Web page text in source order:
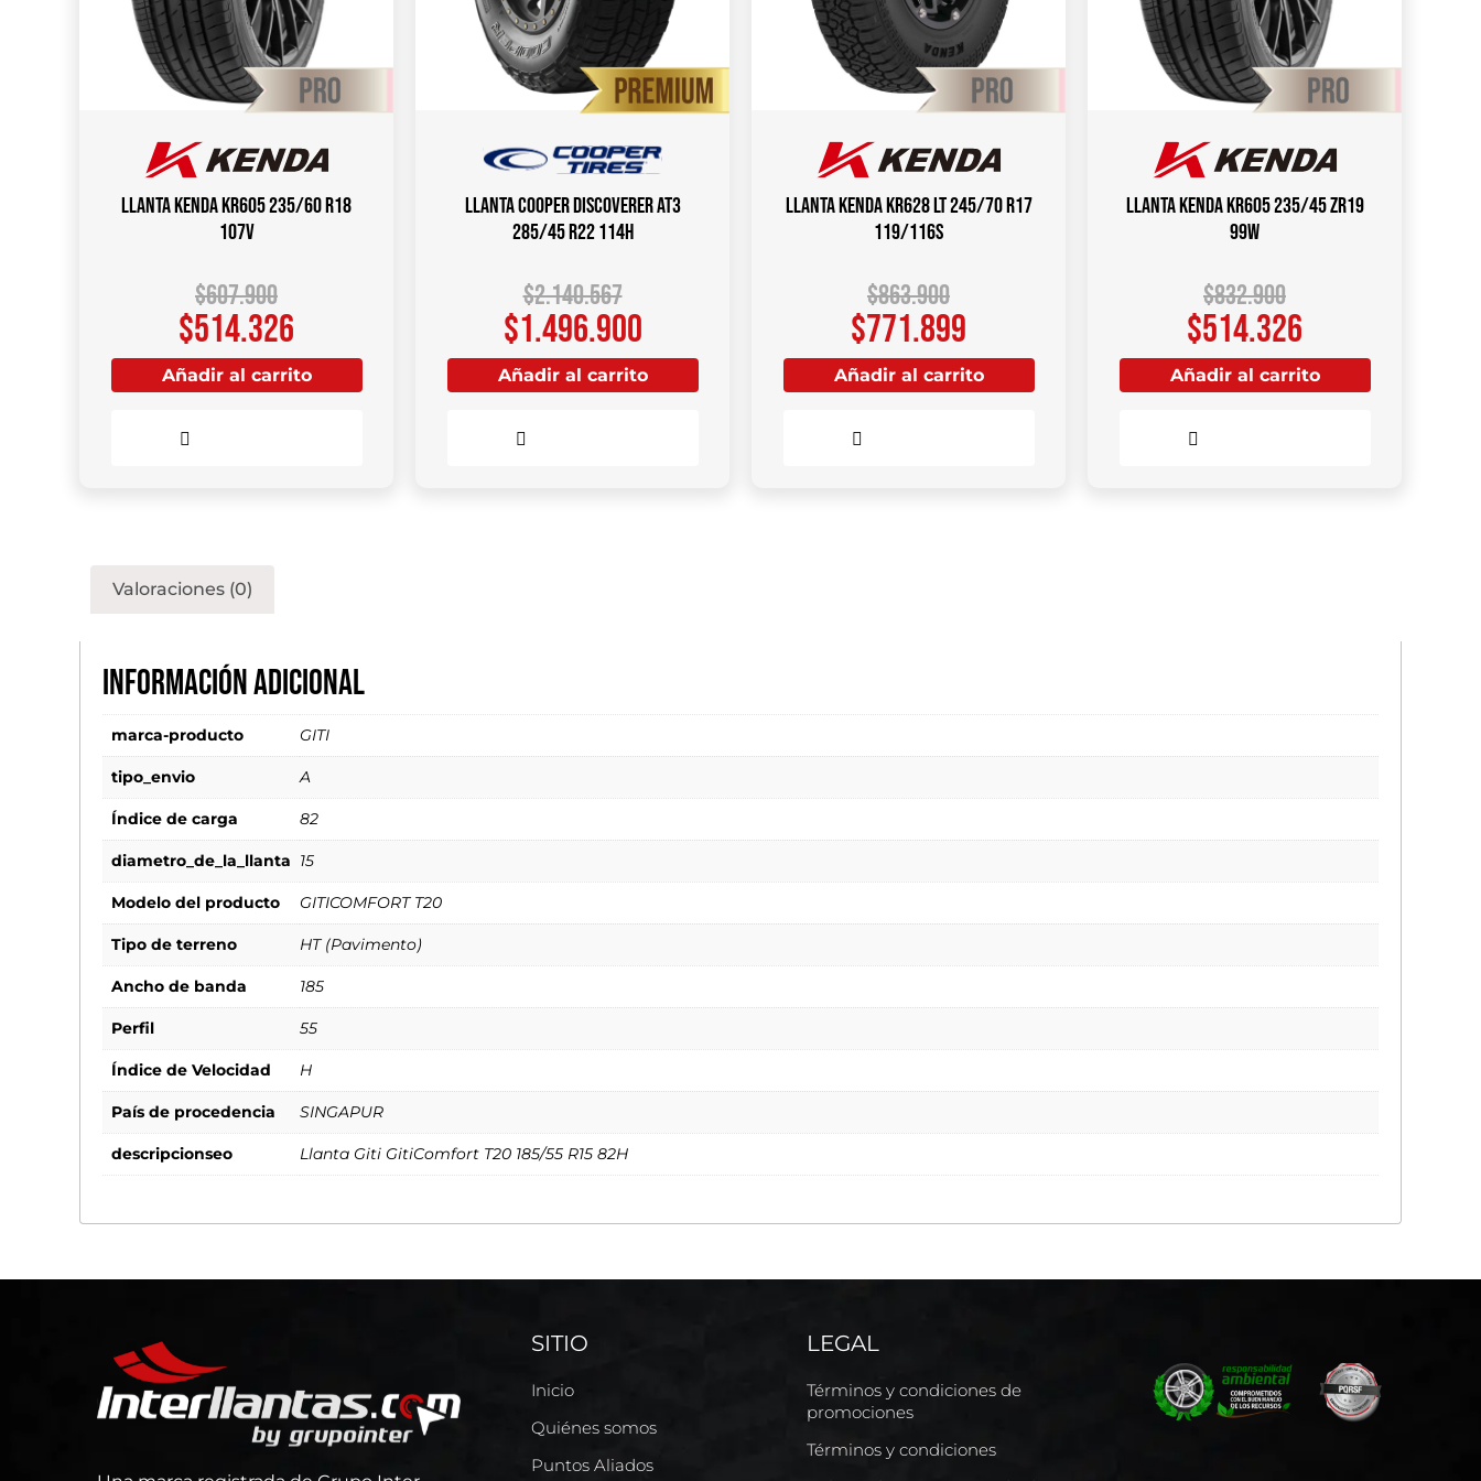
Llanta KENDA KR605 235/60 R18
107V
$607.900
$514.326
Añadir al carrito
Llanta COOPER DISCOVERER AT3
285/45 R22 114H
$2.140.567
$1.496.900
Añadir al carrito
Llanta KENDA KR628 LT 245/70 R17
119/116S
$863.900
$771.899
Añadir al carrito
Llanta KENDA KR605 235/45 ZR19
99W
$832.900
$514.326
Añadir al carrito
Valoraciones (0)
Información adicional
marca-producto GITI
tipo_envio A
Índice de carga 82
diametro_de_la_llanta 15
Modelo del producto GITICOMFORT T20
Tipo de terreno HT (Pavimento)
Ancho de banda 185
Perfil 55
Índice de Velocidad H
País de procedencia SINGAPUR
descripcionseo Llanta Giti GitiComfort T20 185/55 R15 82H
SITIO
Inicio
Quiénes somos
Puntos Aliados
LEGAL
Términos y condiciones de
promociones
Términos y condiciones